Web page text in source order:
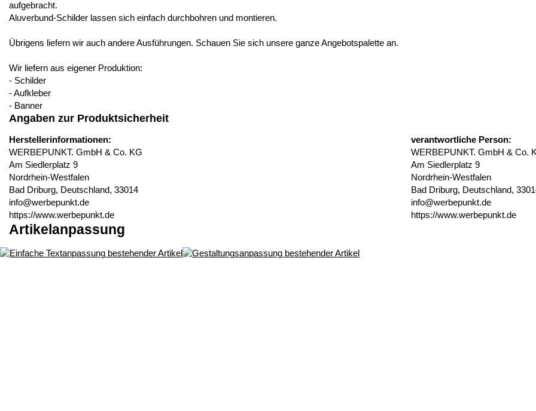
aufgebracht.
Aluverbund-Schilder lassen sich einfach durchbohren und montieren.
Übrigens liefern wir auch andere Ausführungen. Schauen Sie sich unsere ganze Angebotspalette an.
Wir liefern aus eigener Produktion:
- Schilder
- Aufkleber
- Banner
Angaben zur Produktsicherheit
Herstellerinformationen:
WERBEPUNKT. GmbH & Co. KG
Am Siedlerplatz 9
Nordrhein-Westfalen
Bad Driburg, Deutschland, 33014
info@werbepunkt.de
https://www.werbepunkt.de
verantwortliche Person:
WERBEPUNKT. GmbH & Co.
Am Siedlerplatz 9
Nordrhein-Westfalen
Bad Driburg, Deutschland,
info@werbepunkt.de
https://www.werbepunkt.de
Artikelanpassung